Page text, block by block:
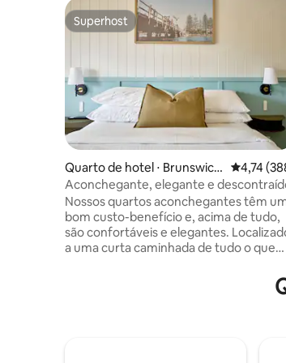
Superhost
Superhost
Quarto de hotel ⋅ Brunswick
Heads
4,74 de
4,74
Aconchegante, elegante e
Nossos quartos aconchegantes têm
bom custo-benefício e, acima de tudo,
são confortáveis e elegantes.
a uma curta caminhada de tudo o que
descontraída. As comodidades incluem